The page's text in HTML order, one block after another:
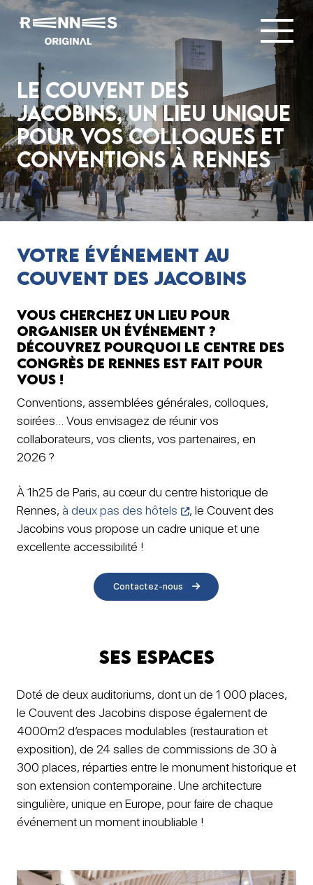
Le Couvent des
Jacobins, un lieu Unique
pour vos Colloques et
Conventions à Rennes
Votre événement au
couvent des Jacobins
Vous cherchez un lieu pour
organiser un événement ?
Découvrez pourquoi le centre des
congrès de Rennes est fait pour
vous !
Conventions, assemblées générales, colloques,
soirées… Vous envisagez de réunir vos
collaborateurs, vos clients, vos partenaires, en
2026 ?
À 1h25 de Paris, au cœur du centre historique de
Rennes, à deux pas des hôtels
, le Couvent des
Jacobins vous propose un cadre unique et une
excellente accessibilité !
Contactez-nous
ses espaces
Doté de deux auditoriums, dont un de 1 000 places,
le Couvent des Jacobins dispose également de
4000m2 d’espaces modulables (restauration et
exposition), de 24 salles de commissions de 30 à
300 places, réparties entre le monument historique et
son extension contemporaine. Une architecture
singulière, unique en Europe, pour faire de chaque
événement un moment inoubliable !